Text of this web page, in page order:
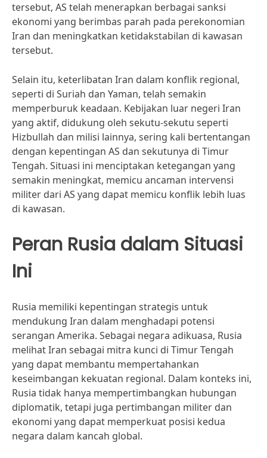
tersebut, AS telah menerapkan berbagai sanksi
ekonomi yang berimbas parah pada perekonomian
Iran dan meningkatkan ketidakstabilan di kawasan
tersebut.
Selain itu, keterlibatan Iran dalam konflik regional,
seperti di Suriah dan Yaman, telah semakin
memperburuk keadaan. Kebijakan luar negeri Iran
yang aktif, didukung oleh sekutu-sekutu seperti
Hizbullah dan milisi lainnya, sering kali bertentangan
dengan kepentingan AS dan sekutunya di Timur
Tengah. Situasi ini menciptakan ketegangan yang
semakin meningkat, memicu ancaman intervensi
militer dari AS yang dapat memicu konflik lebih luas
di kawasan.
Peran Rusia dalam Situasi
Ini
Rusia memiliki kepentingan strategis untuk
mendukung Iran dalam menghadapi potensi
serangan Amerika. Sebagai negara adikuasa, Rusia
melihat Iran sebagai mitra kunci di Timur Tengah
yang dapat membantu mempertahankan
keseimbangan kekuatan regional. Dalam konteks ini,
Rusia tidak hanya mempertimbangkan hubungan
diplomatik, tetapi juga pertimbangan militer dan
ekonomi yang dapat memperkuat posisi kedua
negara dalam kancah global.